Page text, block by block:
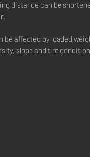
distance can be
be affected by loaded
slope and tire